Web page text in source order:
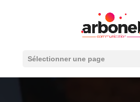
Sélectionner une page